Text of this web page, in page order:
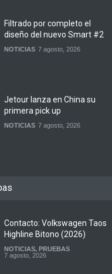
Filtrado por completo el
diseño del nuevo Smart #2
NOTICIAS 7 agosto, 2026
Jetour lanza en China su
primera pick up
NOTICIAS 7 agosto, 2026
renovadas S2 y Skua 150 en
7 agosto, 2026
Argentina y Ecuador
Contacto: Volkswagen Taos
Highline Bitono (2026)
NOTICIAS, PRUEBAS
7 agosto, 2026